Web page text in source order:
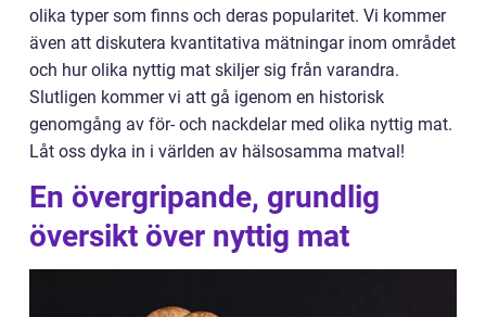
olika typer som finns och deras popularitet. Vi kommer
även att diskutera kvantitativa mätningar inom området
och hur olika nyttig mat skiljer sig från varandra.
Slutligen kommer vi att gå igenom en historisk
genomgång av för- och nackdelar med olika nyttig mat.
Låt oss dyka in i världen av hälsosamma matval!
En övergripande, grundlig
översikt över nyttig mat